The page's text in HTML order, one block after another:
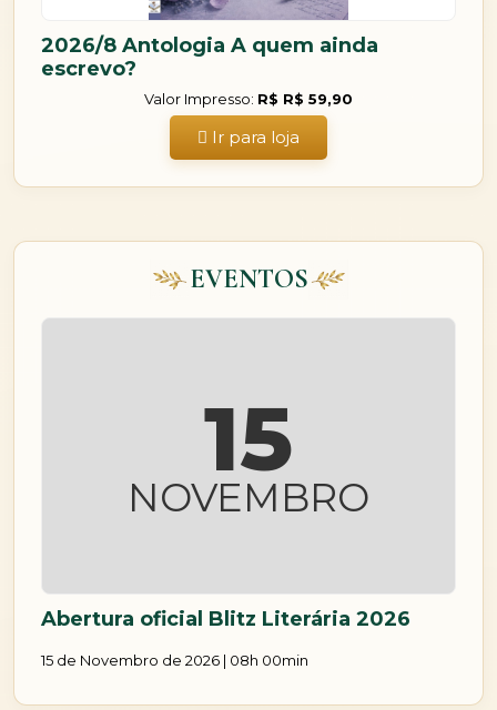
2026/8 Antologia A quem ainda
escrevo?
Valor Impresso: R$ R$ 59,90
Ir para loja
EVENTOS
15
NOVEMBRO
Abertura oficial Blitz Literária 2026
15 de Novembro de 2026 | 08h 00min